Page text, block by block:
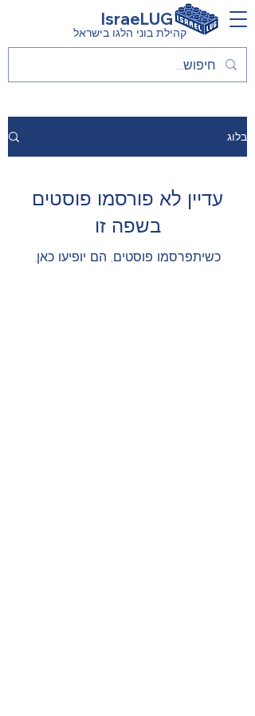
קהילת בוני הלגו בישראל
IsraeLUG
בלוג
עדיין לא פורסמו פוסטים
בשפה זו
כשיתפרסמו פוסטים, הם יופיעו כאן.